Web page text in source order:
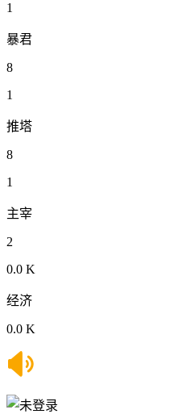
1
暴君
8
1
推塔
8
1
主宰
2
0.0 K
经济
0.0 K